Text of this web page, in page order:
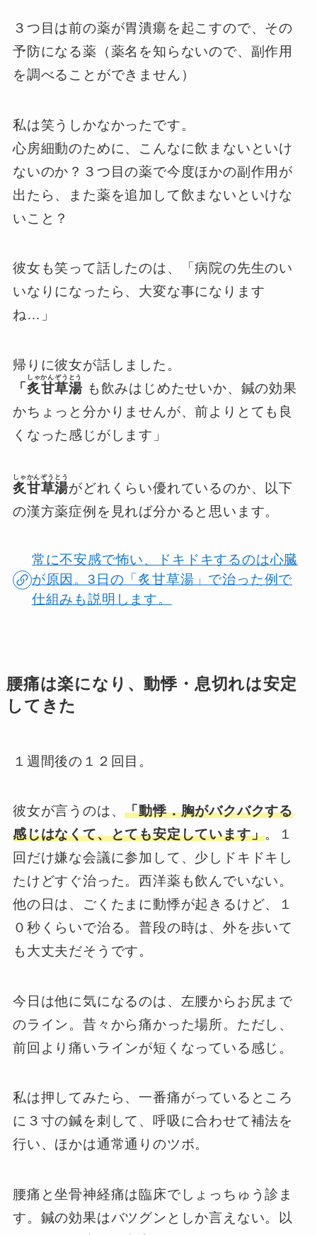
３つ目は前の薬が胃潰瘍を起こすので、その
予防になる薬（薬名を知らないので、副作用
を調べることができません）
私は笑うしかなかったです。
心房細動のために、こんなに飲まないといけ
ないのか？３つ目の薬で今度ほかの副作用が
出たら、また薬を追加して飲まないといけな
いこと？
彼女も笑って話したのは、「病院の先生のい
いなりになったら、大変な事になります
ね…」
帰りに彼女が話しました。
「炙甘草湯
しゃかんぞうとう
も飲みはじめたせいか、鍼の効果
かちょっと分かりませんが、前よりとても良
くなった感じがします」
炙甘草湯
しゃかんぞうとう
がどれくらい優れているのか、以下
の漢方薬症例を見れば分かると思います。
常に不安感で怖い、ドキドキするのは心臓
が原因。3日の「炙甘草湯」で治った例で
仕組みも説明します。
腰痛は楽になり、動悸・息切れは安定
してきた
１週間後の１２回目。
彼女が言うのは、「動悸．胸がバクバクする
感じはなくて、とても安定しています」。１
回だけ嫌な会議に参加して、少しドキドキし
たけどすぐ治った。西洋薬も飲んでいない。
他の日は、ごくたまに動悸が起きるけど、１
０秒くらいで治る。普段の時は、外を歩いて
も大丈夫だそうです。
今日は他に気になるのは、左腰からお尻まで
のライン。昔々から痛かった場所。ただし、
前回より痛いラインが短くなっている感じ。
私は押してみたら、一番痛がっているところ
に３寸の鍼を刺して、呼吸に合わせて補法を
行い、ほかは通常通りのツボ。
腰痛と坐骨神経痛は臨床でしょっちゅう診ま
す。鍼の効果はバツグンとしか言えない。以